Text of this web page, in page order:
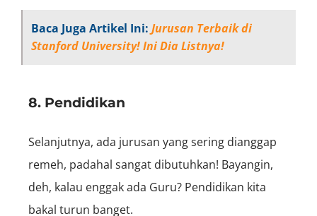
Baca Juga Artikel Ini: Jurusan Terbaik di
Stanford University! Ini Dia Listnya!
8. Pendidikan
Selanjutnya, ada jurusan yang sering dianggap
remeh, padahal sangat dibutuhkan! Bayangin,
deh, kalau enggak ada Guru? Pendidikan kita
bakal turun banget.